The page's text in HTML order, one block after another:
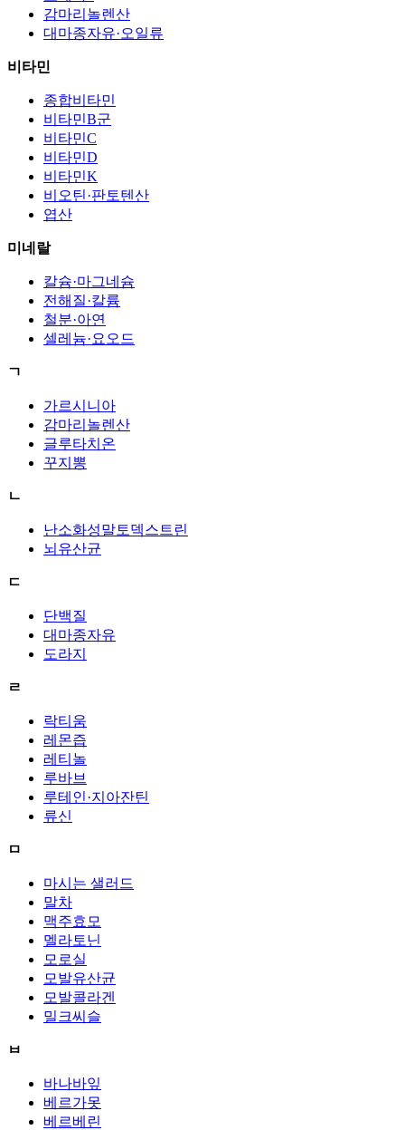
감마리놀렌산
대마종자유·오일류
비타민
종합비타민
비타민B군
비타민C
비타민D
비타민K
비오틴·판토텐산
엽산
미네랄
칼슘·마그네슘
전해질·칼륨
철분·아연
셀레늄·요오드
ㄱ
가르시니아
감마리놀렌산
글루타치온
꾸지뽕
ㄴ
난소화성말토덱스트린
뇌유산균
ㄷ
단백질
대마종자유
도라지
ㄹ
락티움
레몬즙
레티놀
루바브
루테인·지아잔틴
류신
ㅁ
마시는 샐러드
말차
맥주효모
멜라토닌
모로실
모발유산균
모발콜라겐
밀크씨슬
ㅂ
바나바잎
베르가못
베르베린